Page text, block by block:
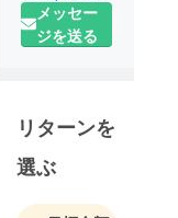
の娘です。
酵素玄米お
て生活をし
ています。
障害者施
設で働いた
メッセー
ジを送る
リターンを
選ぶ